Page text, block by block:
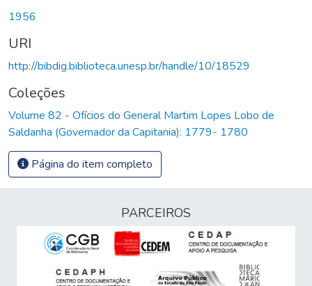
1956
URI
http://bibdig.biblioteca.unesp.br/handle/10/18529
Coleções
Volume 82 - Ofícios do General Martim Lopes Lobo de
Saldanha (Governador da Capitania): 1779- 1780
Página do item completo
PARCEIROS